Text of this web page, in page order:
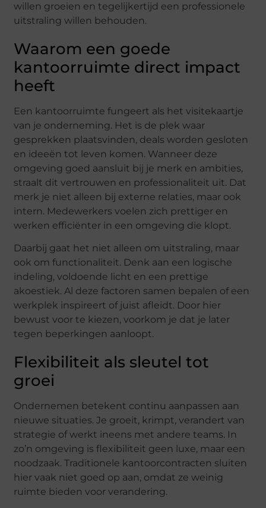
willen groeien en tegelijkertijd een professionele
uitstraling willen behouden.
Waarom een goede
kantoorruimte direct impact
heeft
Een kantoorruimte fungeert als het visitekaartje
van je onderneming. Het is de plek waar
gesprekken plaatsvinden, deals worden gesloten
en ideeën tot leven komen. Wanneer deze
omgeving goed aansluit bij je merk en ambities,
straalt dit vertrouwen en professionaliteit uit. Dat
merk je niet alleen bij externe relaties, maar ook
intern. Medewerkers voelen zich prettiger en
werken efficiënter in een omgeving die klopt.
Daarbij gaat het niet alleen om uitstraling, maar
ook om functionaliteit. Denk aan een logische
indeling, voldoende licht en een prettige
akoestiek. Al deze factoren samen bepalen of een
werkplek inspireert of juist afleidt. Door hier
bewust voor te kiezen, voorkom je dat je later
tegen beperkingen aanloopt.
Flexibiliteit als sleutel tot
groei
Ondernemen betekent continu aanpassen aan
nieuwe situaties. Je groeit, krimpt, verandert van
strategie of werkt ineens met andere teams. In
zo’n omgeving is flexibiliteit geen luxe, maar een
noodzaak. Traditionele kantoorcontracten sluiten
hier vaak niet goed op aan, omdat ze weinig
ruimte bieden voor verandering.